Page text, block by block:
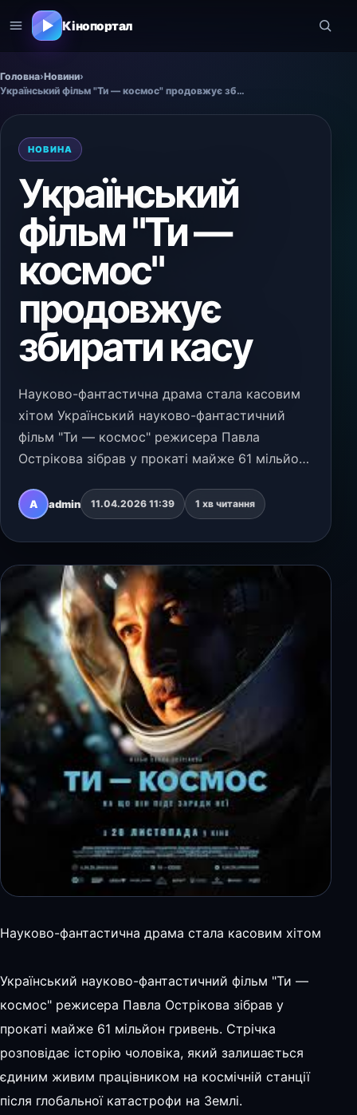
Кінопортал
Головна›Новини›
Український фільм "Ти — космос" продовжує збирати касу
НОВИНА
Український
фільм "Ти —
космос"
продовжує
збирати касу
Науково-фантастична драма стала касовим
хітом Український науково-фантастичний
фільм "Ти — космос" режисера Павла
Острікова зібрав у прокаті майже 61 мільйон
який залишається єдиним живим
працівником на космічній с…
A admin 11.04.2026 11:39 1 хв читання
Науково-фантастична драма стала касовим хітом
Український науково-фантастичний фільм "Ти —
космос" режисера Павла Острікова зібрав у
прокаті майже 61 мільйон гривень. Стрічка
розповідає історію чоловіка, який залишається
єдиним живим працівником на космічній станції
після глобальної катастрофи на Землі.